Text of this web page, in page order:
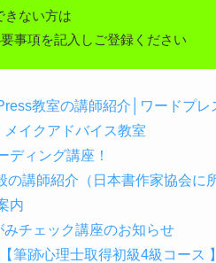
きない方は
事項を記入しご登録ください
教室の講師紹介│ワードプレ
イクアドバイス教室
ディング講座！
講師紹介（日本書作家協会に
内
チェック講座のお知らせ
筆跡心理士取得初級4級コース 】